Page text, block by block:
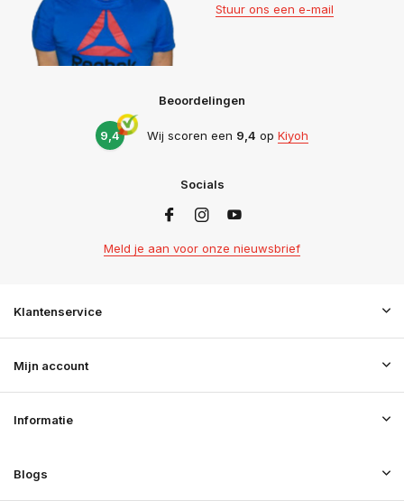
Stuur ons een e-mail
Beoordelingen
9,4 Wij scoren een 9,4 op Kiyoh
Socials
Meld je aan voor onze nieuwsbrief
Klantenservice
Mijn account
Informatie
Blogs